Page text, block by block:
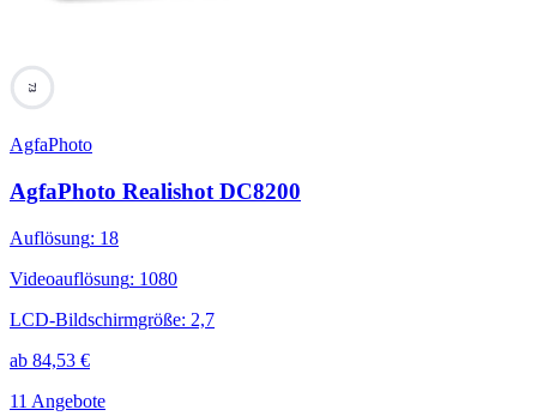
73
AgfaPhoto
AgfaPhoto Realishot DC8200
Auflösung: 18
Videoauflösung: 1080
LCD-Bildschirmgröße: 2,7
ab 84,53 €
11 Angebote